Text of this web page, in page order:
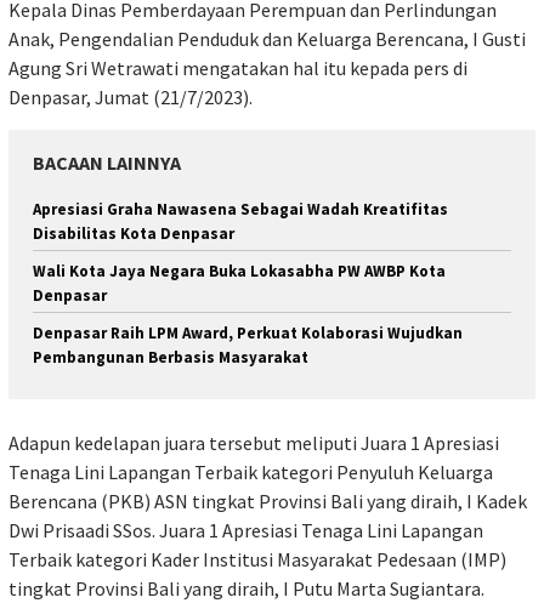
Kepala Dinas Pemberdayaan Perempuan dan Perlindungan
Anak, Pengendalian Penduduk dan Keluarga Berencana, I Gusti
Agung Sri Wetrawati mengatakan hal itu kepada pers di
Denpasar, Jumat (21/7/2023).
BACAAN LAINNYA
Apresiasi Graha Nawasena Sebagai Wadah Kreatifitas
Disabilitas Kota Denpasar
Wali Kota Jaya Negara Buka Lokasabha PW AWBP Kota
Denpasar
Denpasar Raih LPM Award, Perkuat Kolaborasi Wujudkan
Pembangunan Berbasis Masyarakat
Adapun kedelapan juara tersebut meliputi Juara 1 Apresiasi
Tenaga Lini Lapangan Terbaik kategori Penyuluh Keluarga
Berencana (PKB) ASN tingkat Provinsi Bali yang diraih, I Kadek
Dwi Prisaadi SSos. Juara 1 Apresiasi Tenaga Lini Lapangan
Terbaik kategori Kader Institusi Masyarakat Pedesaan (IMP)
tingkat Provinsi Bali yang diraih, I Putu Marta Sugiantara.